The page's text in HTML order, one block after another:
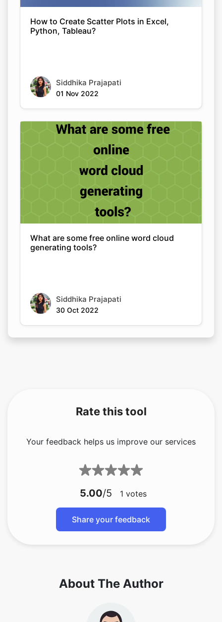
How to Create Scatter Plots in Excel,
Python, Tableau?
Siddhika Prajapati
01 Nov 2022
What are some free online word cloud
generating tools?
Siddhika Prajapati
30 Oct 2022
Rate this tool
Your feedback helps us improve our services
5.00/5 1 votes
Share your feedback
About The Author